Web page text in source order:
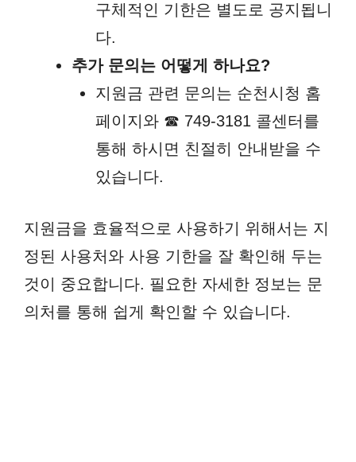
구체적인 기한은 별도로 공지됩니
다.
추가 문의는 어떻게 하나요?
지원금 관련 문의는 순천시청 홈
페이지와 ☎ 749-3181 콜센터를
통해 하시면 친절히 안내받을 수
있습니다.
지원금을 효율적으로 사용하기 위해서는 지
정된 사용처와 사용 기한을 잘 확인해 두는
것이 중요합니다. 필요한 자세한 정보는 문
의처를 통해 쉽게 확인할 수 있습니다.